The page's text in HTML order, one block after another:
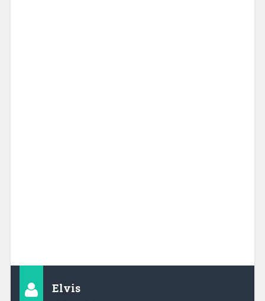
Elvis